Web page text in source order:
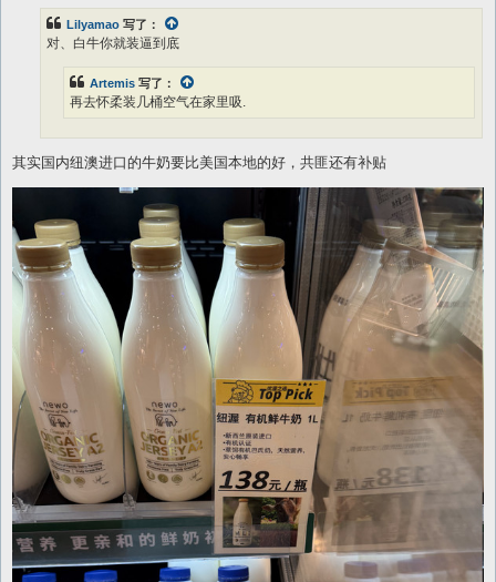
Lilyamao 写了：
对、白牛你就装逼到底
Artemis 写了：
再去怀柔装几桶空气在家里吸.
其实国内纽澳进口的牛奶要比美国本地的好，共匪还有补贴